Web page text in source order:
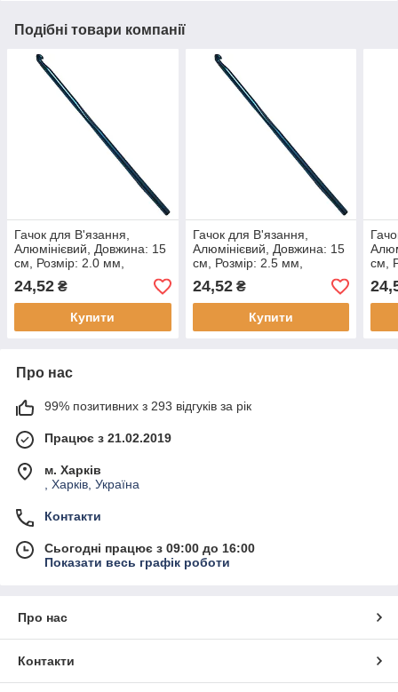
Подібні товари компанії
Гачок для В'язання,
Алюмінієвий, Довжина: 15
см, Розмір: 2.0 мм,
Бірюзовий (1 шт.)
24,52 ₴
Купити
Гачок для В'язання,
Алюмінієвий, Довжина: 15
см, Розмір: 2.5 мм,
Бірюзовий (1 шт.)
24,52₴
Купити
см,
Про нас
99% позитивних з 293 відгуків за рік
Працює з 21.02.2019
м. Харків
, Харків, Україна
Контакти
Сьогодні працює з 09:00 до 16:00
Показати весь графік роботи
Про нас
Контакти